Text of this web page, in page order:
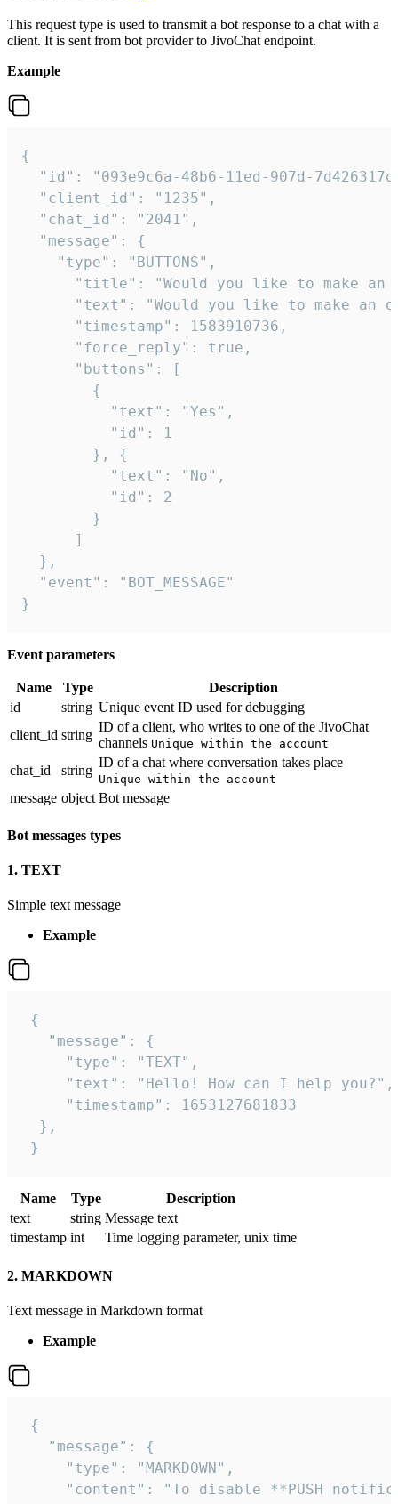
This request type is used to transmit a bot response to a chat with a
client. It is sent from bot provider to JivoChat endpoint.
Example
{
"id": "093e9c6a-48b6-11ed-907d-
  "client_id": "1235",
  "chat_id": "2041",
  "message": {
    "type": "BUTTONS",
"title": "Would you like to make an
"text": "Would you like to make an
      "timestamp": 1583910736,
      "force_reply": true,
      "buttons": [
        {
          "text": "Yes",
          "id": 1
        }, {
          "text": "No",
          "id": 2
        }
      ]
  },
  "event": "BOT_MESSAGE"
}
Event parameters
Name Type
Description
id
string Unique event ID used for debugging
client_id string
ID of a client, who writes to one of the JivoChat
channels Unique within the account
chat_id string
ID of a chat where conversation takes place
Unique within the account
message object Bot message
Bot messages types
1. TEXT
Simple text message
Example
{
   "message": {
     "type": "TEXT",
     "text": "Hello! How can I help you?",
     "timestamp": 1653127681833
  },
}
Name Type
Description
text
string Message text
timestamp int Time logging parameter, unix time
2. MARKDOWN
Text message in Markdown format
Example
{
   "message": {
     "type": "MARKDOWN",
"content": "To disable **PUSH